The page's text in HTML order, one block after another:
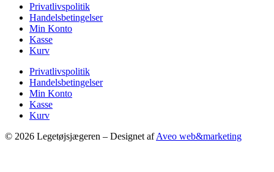
Privatlivspolitik
Handelsbetingelser
Min Konto
Kasse
Kurv
Privatlivspolitik
Handelsbetingelser
Min Konto
Kasse
Kurv
© 2026 Legetøjsjægeren – Designet afAveo web&marketing